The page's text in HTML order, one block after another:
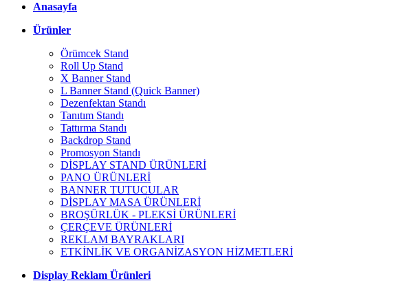
Anasayfa
Ürünler
Örümcek Stand
Roll Up Stand
X Banner Stand
L Banner Stand (Quick Banner)
Dezenfektan Standı
Tanıtım Standı
Tattırma Standı
Backdrop Stand
Promosyon Standı
DİSPLAY STAND ÜRÜNLERİ
PANO ÜRÜNLERİ
BANNER TUTUCULAR
DİSPLAY MASA ÜRÜNLERİ
BROŞÜRLÜK - PLEKSİ ÜRÜNLERİ
ÇERÇEVE ÜRÜNLERİ
REKLAM BAYRAKLARI
ETKİNLİK VE ORGANİZASYON HİZMETLERİ
Display Reklam Ürünleri